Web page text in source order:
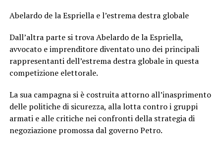
Abelardo de la Espriella e l’estrema destra globale
Dall’altra parte si trova Abelardo de la Espriella,
avvocato e imprenditore diventato uno dei principali
rappresentanti dell’estrema destra globale in questa
competizione elettorale.
La sua campagna si è costruita attorno all’inasprimento
delle politiche di sicurezza, alla lotta contro i gruppi
armati e alle critiche nei confronti della strategia di
negoziazione promossa dal governo Petro.